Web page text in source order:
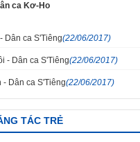
ca Kơ-Ho
Dân ca S'Tiêng(22/06/2017)
- Dân ca S'Tiêng(22/06/2017)
- Dân ca S'Tiêng(22/06/2017)
TÁC TRẺ